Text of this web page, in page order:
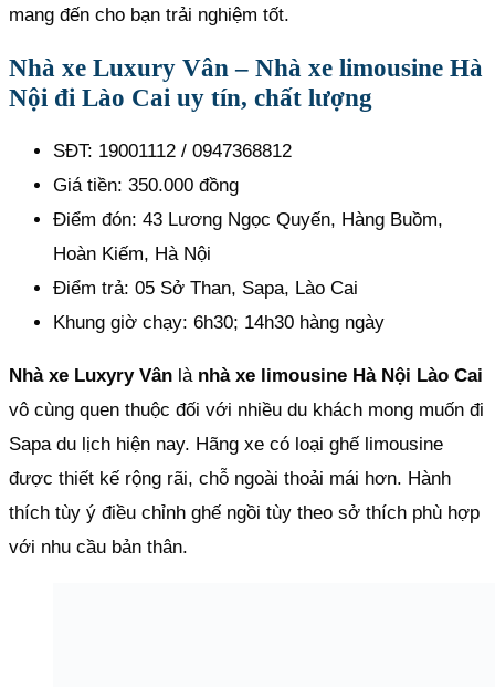
mang đến cho bạn trải nghiệm tốt.
Nhà xe Luxury Vân – Nhà xe limousine Hà
Nội đi Lào Cai uy tín, chất lượng
SĐT: 19001112 / 0947368812
Giá tiền: 350.000 đồng
Điểm đón: 43 Lương Ngọc Quyến, Hàng Buồm,
Hoàn Kiếm, Hà Nội
Điểm trả: 05 Sở Than, Sapa, Lào Cai
Khung giờ chạy: 6h30; 14h30 hàng ngày
Nhà xe Luxyry Vân là nhà xe limousine Hà Nội Lào Cai
vô cùng quen thuộc đối với nhiều du khách mong muốn đi
Sapa du lịch hiện nay. Hãng xe có loại ghế limousine
được thiết kế rộng rãi, chỗ ngoài thoải mái hơn. Hành
thích tùy ý điều chỉnh ghế ngồi tùy theo sở thích phù hợp
với nhu cầu bản thân.